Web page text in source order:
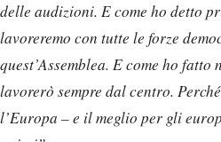
delle audizioni. E come ho detto
lavoreremo con tutte le forze
quest’Assemblea. E come ho
lavorerò sempre dal centro.
l’Europa – e il meglio per gli